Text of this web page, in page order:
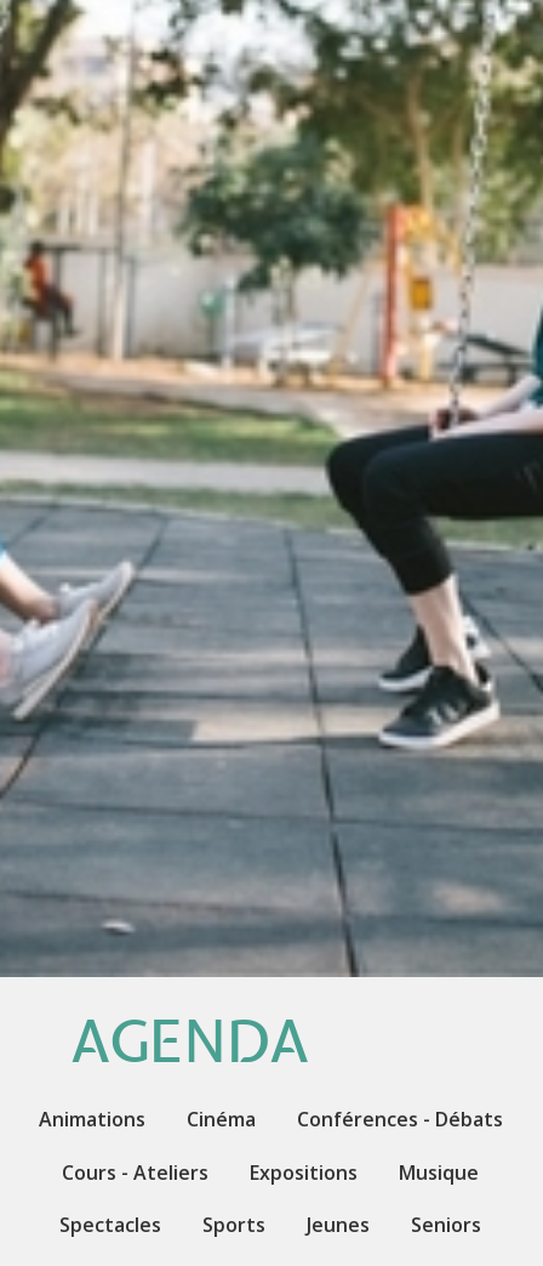
AGENDA
Animations Cinéma
Conférences - Débats
Cours - Ateliers
Expositions
Musique
Spectacles
Sports Jeunes Seniors